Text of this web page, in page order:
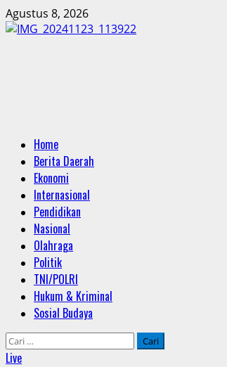
Skip
to
Agustus 8, 2026
Primary
Menu
Home
Berita Daerah
Ekonomi
Internasional
Pendidikan
Nasional
Olahraga
Politik
TNI/POLRI
Hukum & Kriminal
Sosial Budaya
Cari
untuk:
Live